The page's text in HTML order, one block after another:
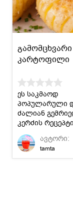
გამომცხვარი
კარტოფილი
ეს საკმაოდ
პოპულარული
ძალიან
კერძის რეცეპტი
ნამდვილად
კარტოფილის
მოყვარულებს.
ავტორი:
tamta